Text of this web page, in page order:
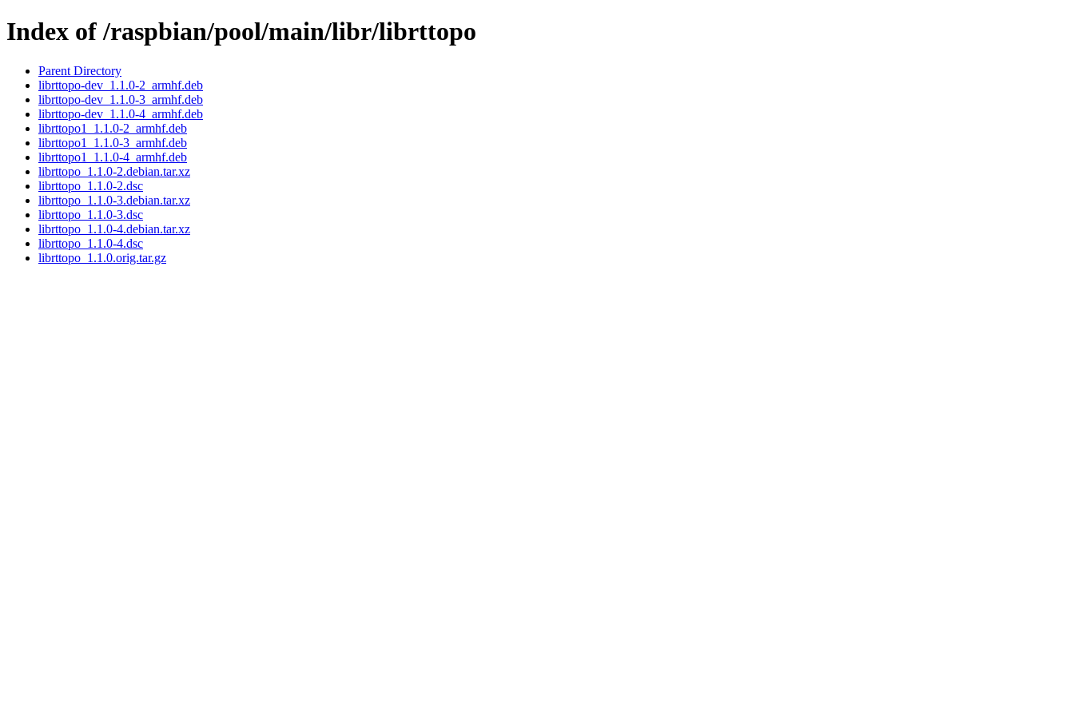
Index of /raspbian/pool/main/libr/librttopo
Parent Directory
librttopo-dev_1.1.0-2_armhf.deb
librttopo-dev_1.1.0-3_armhf.deb
librttopo-dev_1.1.0-4_armhf.deb
librttopo1_1.1.0-2_armhf.deb
librttopo1_1.1.0-3_armhf.deb
librttopo1_1.1.0-4_armhf.deb
librttopo_1.1.0-2.debian.tar.xz
librttopo_1.1.0-2.dsc
librttopo_1.1.0-3.debian.tar.xz
librttopo_1.1.0-3.dsc
librttopo_1.1.0-4.debian.tar.xz
librttopo_1.1.0-4.dsc
librttopo_1.1.0.orig.tar.gz